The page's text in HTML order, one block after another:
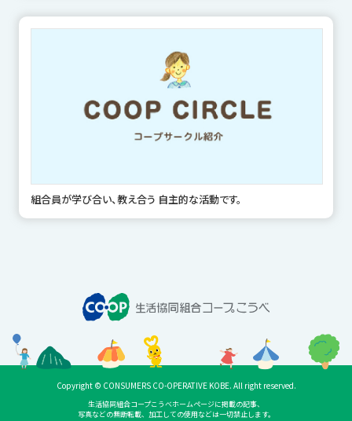
組合員が学び合い、教え合う 自主的な活動です。
Copyright © CONSUMERS CO-OPERATIVE KOBE. All right reserved.
生活協同組合コープこうべホームページに掲載の記事、
写真などの無断転載、加工しての使用などは一切禁止します。